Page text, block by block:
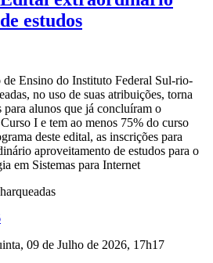
estudos
Ensino do Instituto Federal Sul-rio-
no uso de suas atribuições, torna
para alunos que já concluíram o
I e tem ao menos 75% do curso
deste edital, as inscrições para
aproveitamento de estudos para o
em Sistemas para Internet
09 de Julho de 2026, 17h17